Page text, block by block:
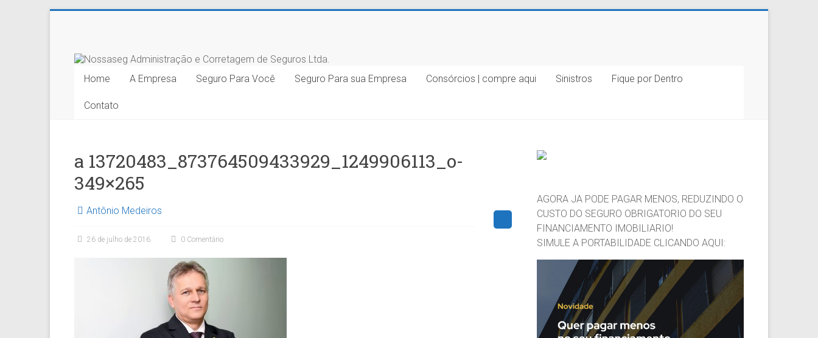
Nossaseg
Administração
Corretagem
Seguros
Ltda.
Home A Empresa Seguro Para Você Seguro Para sua Empresa Consórcios | compre aqui Sinistros Fique por Dentro
Contato
a 13720483_873764509433929_1249906113_o-
349×265
Antônio Medeiros
26 de julho de 2016 0 Comentário
AGORA JA PODE PAGAR MENOS, REDUZINDO O
CUSTO DO SEGURO OBRIGATORIO DO SEU
FINANCIAMENTO IMOBILIARIO!
SIMULE A PORTABILIDADE CLICANDO AQUI: